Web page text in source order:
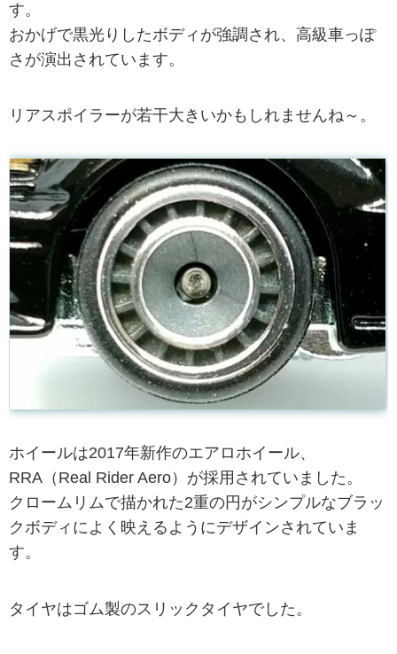
す。
おかげで黒光りしたボディが強調され、高級車っぽ
さが演出されています。
リアスポイラーが若干大きいかもしれませんね～。
ホイールは2017年新作のエアロホイール、
RRA（Real Rider Aero）が採用されていました。
クロームリムで描かれた2重の円がシンプルなブラッ
クボディによく映えるようにデザインされていま
す。
タイヤはゴム製のスリックタイヤでした。